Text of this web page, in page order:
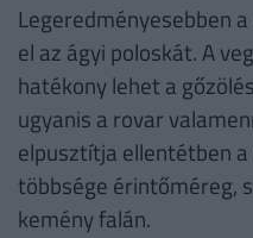
Legeredményesebben
el az ágyi poloskát. A
hatékony lehet a
ugyanis a rovar
elpusztítja ellentétben
többsége érintőméreg,
kemény falán.